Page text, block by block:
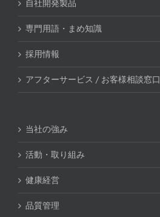
自社開発製品
専門用語・まめ知識
採用情報
アフターサービス / お客様相談窓口
当社の強み
活動・取り組み
健康経営
品質管理